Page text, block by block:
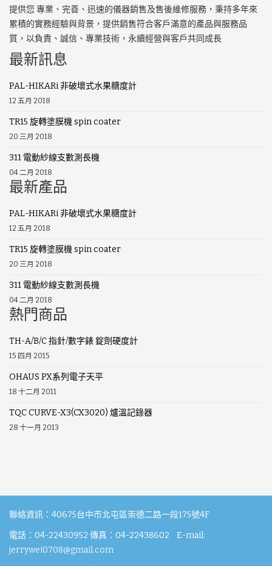
提供您 專業、完善、迅速的儀器銷售及售後維修服務，秉持多年來
累積的實務經驗與背景，提供銷售符合客戶滿意的產品與服務品
質，以負責、誠信、專業技術，永續經營與客戶共同成長
最新訊息
PAL-HIKARi 非破壞式水果糖度計
12 五月 2018
TR15 旋轉塗膜機 spin coater
20 三月 2018
311 電動紗線支數測長機
04 二月 2018
最新產品
PAL-HIKARi 非破壞式水果糖度計
12 五月 2018
TR15 旋轉塗膜機 spin coater
20 三月 2018
311 電動紗線支數測長機
04 二月 2018
熱門商品
TH-A/B/C 指針/數字錶 錠劑硬度計
15 四月 2015
OHAUS PX系列電子天平
18 十二月 2011
TQC CURVE-X3(CX3020) 爐溫記錄器
28 十一月 2013
聯絡資訊：40675台中市北屯區崇德二路一段175號4F
電話：04-22430952 傳真：04-22438602 E-mail:
jerrywei0708@gmail.com